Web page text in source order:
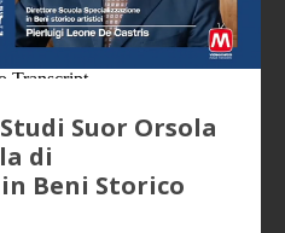
Suor Orsola
di
Beni Storico